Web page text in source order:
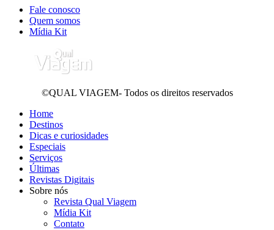
Fale conosco
Quem somos
Mídia Kit
©QUAL VIAGEM- Todos os direitos reservados
Home
Destinos
Dicas e curiosidades
Especiais
Serviços
Últimas
Revistas Digitais
Sobre nós
Revista Qual Viagem
Mídia Kit
Contato